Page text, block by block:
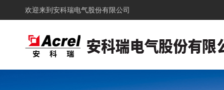
欢迎来到 安科瑞电气股份有限公司